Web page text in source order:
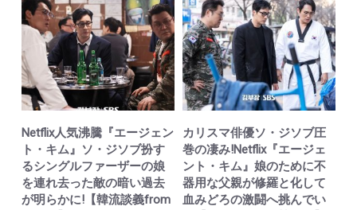
Netflix人気沸騰『エージェン
ト・キム』ソ・ジソブ扮す
るシングルファーザーの娘
を連れ去った敵の暗い過去
が明らかに!【韓流談義from
カリスマ俳優ソ・ジソブ圧
巻の凄み!Netflix『エージェ
ント・キム』娘のために不
器用な父親が修羅と化して
血みどろの激闘へ挑んでい